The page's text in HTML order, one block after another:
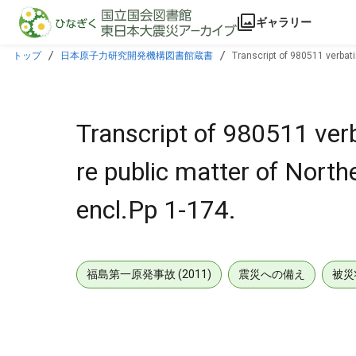
本文に飛ぶ
ギャラリー
トップ 日本原子力研究開発機構図書館蔵書 Transcript of 980511
Transcript of 980511
re public matter of
encl.Pp 1-174.
福島第一原発事故 (2011) 震災への備え 被災